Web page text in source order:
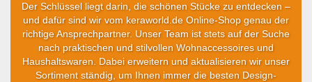
Der Schlüssel liegt darin, die schönen Stücke zu entdecken –
und dafür sind wir vom keraworld.de Online-Shop genau der
richtige Ansprechpartner. Unser Team ist stets auf der Suche
nach praktischen und stilvollen Wohnaccessoires und
Haushaltswaren. Dabei erweitern und aktualisieren wir unser
Sortiment ständig, um Ihnen immer die besten Design-